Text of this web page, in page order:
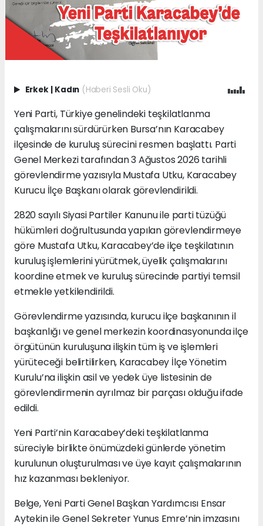
Erkek | Kadın (Haberi Sesli Oku)
Yeni Parti, Türkiye genelindeki teşkilatlanma
çalışmalarını sürdürürken Bursa’nın Karacabey
ilçesinde de kuruluş sürecini resmen başlattı. Parti
Genel Merkezi tarafından 3 Ağustos 2026 tarihli
görevlendirme yazısıyla Mustafa Utku, Karacabey
Kurucu İlçe Başkanı olarak görevlendirildi.
2820 sayılı Siyasi Partiler Kanunu ile parti tüzüğü
hükümleri doğrultusunda yapılan görevlendirmeye
göre Mustafa Utku, Karacabey’de ilçe teşkilatının
kuruluş işlemlerini yürütmek, üyelik çalışmalarını
koordine etmek ve kuruluş sürecinde partiyi temsil
etmekle yetkilendirildi.
Görevlendirme yazısında, kurucu ilçe başkanının il
başkanlığı ve genel merkezin koordinasyonunda ilçe
örgütünün kuruluşuna ilişkin tüm iş ve işlemleri
yürüteceği belirtilirken, Karacabey İlçe Yönetim
Kurulu’na ilişkin asil ve yedek üye listesinin de
görevlendirmenin ayrılmaz bir parçası olduğu ifade
edildi.
Yeni Parti’nin Karacabey’deki teşkilatlanma
süreciyle birlikte önümüzdeki günlerde yönetim
kurulunun oluşturulması ve üye kayıt çalışmalarının
hız kazanması bekleniyor.
Belge, Yeni Parti Genel Başkan Yardımcısı Ensar
Aytekin ile Genel Sekreter Yunus Emre’nin imzasını